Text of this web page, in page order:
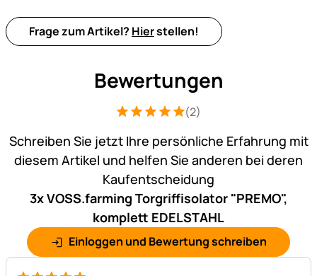
Frage zum Artikel? Hierstellen!
Bewertungen
Bewertung: 5 von 5 (2 Bewertungen)
2 Bewertungen
(2)
Schreiben Sie jetzt Ihre persönliche Erfahrung mit
diesem Artikel und helfen Sie anderen bei deren
Kaufentscheidung
3x VOSS.farming Torgriffisolator "PREMO",
komplett EDELSTAHL
Einloggen und Bewertung schreiben